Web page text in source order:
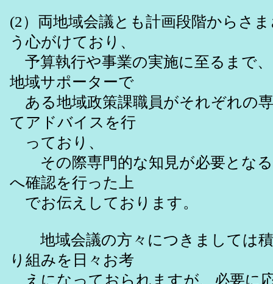
(2）両地域会議とも計画段階からさ
う心がけており、
予算執行や事業の実施に至るまで
地域サポーターで
ある地域政策課職員がそれぞれの
てアドバイスを行
っており、
その際専門的な知見が必要となる
へ確認を行った上
でお伝えしております。
地域会議の方々につきましては積
り組みを日々お考
えになっておられますが、必要に